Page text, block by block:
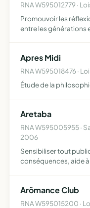
RNA W595012779 ·
Promouvoir les
entre les générations
Apres Midi
RNA W595018476 ·
Étude de la
Aretaba
RNA W595005955 ·
2006
Sensibiliser tout
conséquences, aide
Arômance Club
RNA W595015200 ·